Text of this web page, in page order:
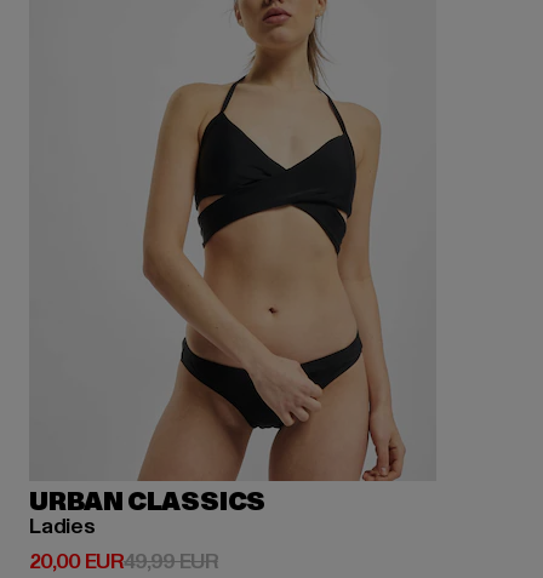
URBAN CLASSICS
Ladies
20,00 EUR
Derzeitiger Preis: 20,00 EUR
49,99 EURAktionspreis: 49,99 EUR